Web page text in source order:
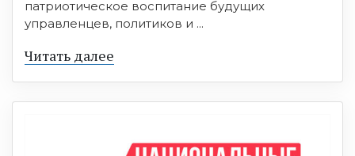
патриотическое воспитание будущих
управленцев, политиков и ...
Читать далее